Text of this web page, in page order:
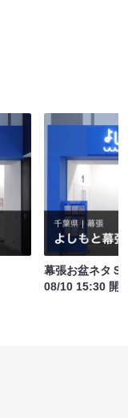
幕張お盆ネタＳ
08/10 15:30 開